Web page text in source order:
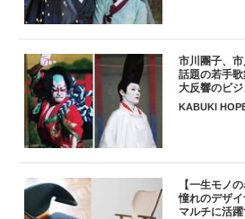
市川團子、市
話題の若手
大反響のビ
KABUKI
【一生モノ
憧れのデザ
マルチに活